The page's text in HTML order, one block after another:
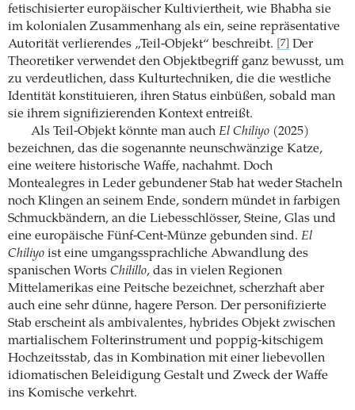
fetischisierter europäischer Kultiviertheit, wie Bhabha sie
im kolonialen Zusammenhang als ein, seine repräsentative
Autorität verlierendes „Teil-Objekt“ beschreibt.
[7]
Der
Theoretiker verwendet den Objektbegriff ganz bewusst, um
zu verdeutlichen, dass Kulturtechniken, die die westliche
Identität konstituieren, ihren Status einbüßen, sobald man
sie ihrem signifizierenden Kontext entreißt.
Als Teil-Objekt könnte man auch El Chiliyo(2025)
bezeichnen, das die sogenannte neunschwänzige Katze,
eine weitere historische Waffe, nachahmt. Doch
Montealegres in Leder gebundener Stab hat weder Stacheln
noch Klingen an seinem Ende, sondern mündet in farbigen
Schmuckbändern, an die Liebesschlösser, Steine, Glas und
eine europäische Fünf-Cent-Münze gebunden sind. El
Chiliyo ist eine umgangssprachliche Abwandlung des
spanischen Worts Chilillo, das in vielen Regionen
Mittelamerikas eine Peitsche bezeichnet, scherzhaft aber
auch eine sehr dünne, hagere Person. Der personifizierte
Stab erscheint als ambivalentes, hybrides Objekt zwischen
martialischem Folterinstrument und poppig-kitschigem
Hochzeitsstab, das in Kombination mit einer liebevollen
idiomatischen Beleidigung Gestalt und Zweck der Waffe
ins Komische verkehrt.